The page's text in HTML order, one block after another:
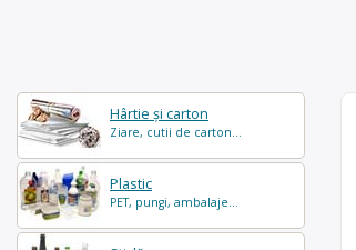
Hârtie și carton
Ziare, cutii de carton...
Plastic
PET, pungi, ambalaje...